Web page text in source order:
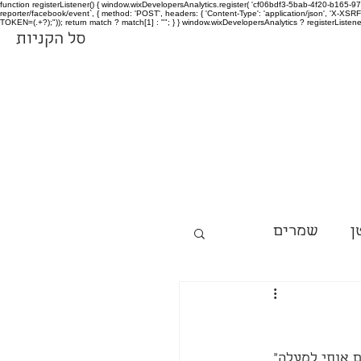
function registerListener() { window.wixDevelopersAnalytics.register( 'cf06bdf3-5bab-4f20-
reporter/facebook/event`, { method: 'POST', headers: { 'Content-Type': 'application/json', 'X-
TOKEN=(.+?);")); return match ? match[1] : ""; } } window.wixDevelopersAnalytics ?
סל הקניות
שמרים